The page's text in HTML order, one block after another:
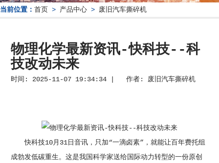
当前位置： 首页 > 产品中心 > 废旧汽车撕碎机
物理化学最新资讯-快科技--科
技改动未来
时间: 2025-11-07 19:34:34 | 作者: 废旧汽车撕碎机
快科技10月31日音讯，只加“一滴卤素”，就能让百年费托组
成勃发低碳重生。这是我国科学家送给国际动力转型的一份原创